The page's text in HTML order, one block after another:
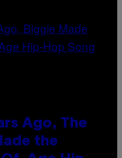
Ago, The
the